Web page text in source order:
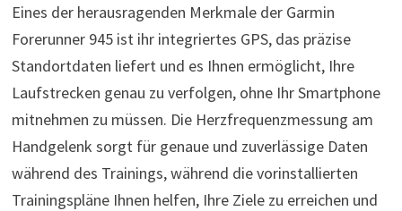
Eines der herausragenden Merkmale der Garmin
Forerunner 945 ist ihr integriertes GPS, das präzise
Standortdaten liefert und es Ihnen ermöglicht, Ihre
Laufstrecken genau zu verfolgen, ohne Ihr Smartphone
mitnehmen zu müssen. Die Herzfrequenzmessung am
Handgelenk sorgt für genaue und zuverlässige Daten
während des Trainings, während die vorinstallierten
Trainingspläne Ihnen helfen, Ihre Ziele zu erreichen und